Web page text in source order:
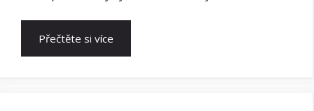
Přečtěte si více